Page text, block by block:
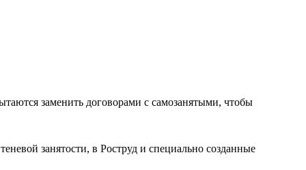
заменить договорами с самозанятыми, чтобы
занятости, в Роструд и специально созданные